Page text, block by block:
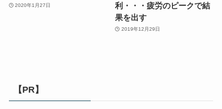
2020年1月27日
利・・・疲労のピークで結
果を出す
2019年12月29日
【PR】